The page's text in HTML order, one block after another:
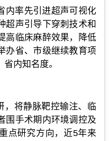
内率先引进超声可视化
超声引导下穿刺技术和
高临床麻醉效果，降低
办省、市级继续教育项
内知名度。
，将静脉靶控输注、临
围手术期内环境调控及
点研究方向，近5年来